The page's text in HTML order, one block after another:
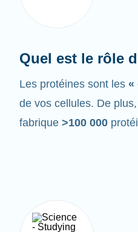
Quel est le rôle
Les protéines sont les «
de vos cellules. De
fabrique >100 000